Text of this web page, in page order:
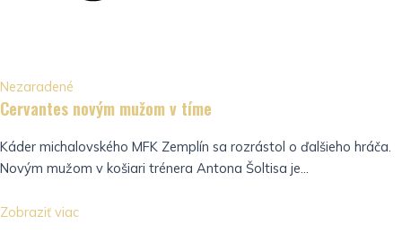
Nezaradené
Cervantes novým mužom v tíme
Káder michalovského MFK Zemplín sa rozrástol o ďalšieho hráča.
Novým mužom v košiari trénera Antona Šoltisa je...
Zobraziť viac